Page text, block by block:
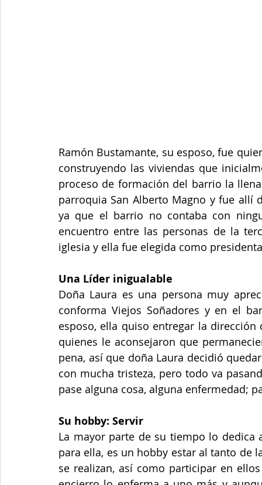
Ramón Bustamante, su esposo, fue
construyendo las viviendas que
proceso de formación del barrio la
parroquia San Alberto Magno y fue allí
ya que el barrio no contaba con
encuentro entre las personas de la
Una Líder inigualable
Doña Laura es una persona muy
conforma Viejos Soñadores y en el
esposo, ella quiso entregar la
quienes le aconsejaron que
pena, así que doña Laura decidió
con mucha tristeza, pero todo va
pase alguna cosa, alguna enfermedad;
Su hobby: Servir
La mayor parte de su tiempo lo dedica
para ella, es un hobby estar al tanto de
se realizan, así como participar en